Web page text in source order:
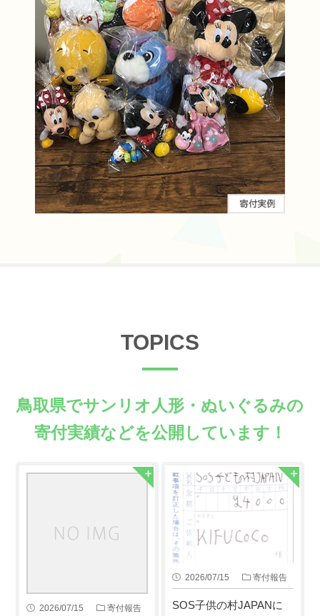
TOPICS
鳥取県でサンリオ人形・ぬいぐるみの
寄付実績などを公開しています！
2026/07/15 寄付報告
2026/07/15 寄付報告
SOS子供の村JAPANに